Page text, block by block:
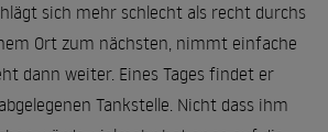
sich mehr schlecht als recht durchs
Ort zum nächsten, nimmt einfache
dann weiter. Eines Tages findet er
Tankstelle. Nicht dass ihm